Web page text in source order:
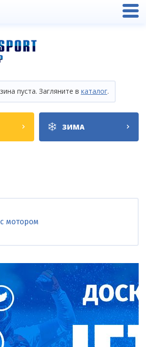
пуста. Загляните в каталог.
ЗИМА
мотором